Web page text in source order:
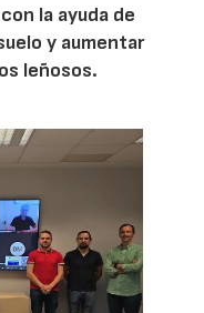
la ayuda de
y aumentar
leñosos.